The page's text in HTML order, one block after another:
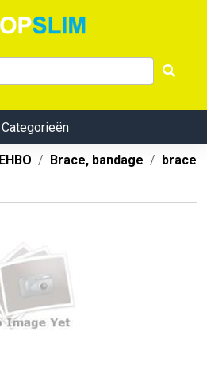
Categorieën
EHBO Brace, bandage
brace